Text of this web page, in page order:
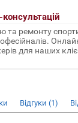
та ремонту
для наших
Відгуки (1)